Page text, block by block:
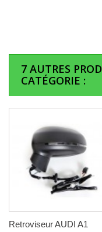
7 AUTRES
CATÉGORIE :
Retroviseur AUDI A1